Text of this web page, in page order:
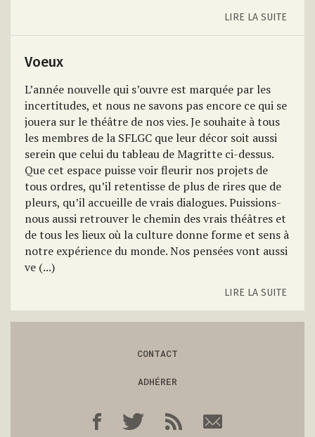
LIRE LA SUITE
Voeux
L’année nouvelle qui s’ouvre est marquée par les
incertitudes, et nous ne savons pas encore ce qui se
jouera sur le théâtre de nos vies. Je souhaite à tous
les membres de la SFLGC que leur décor soit aussi
serein que celui du tableau de Magritte ci-dessus.
Que cet espace puisse voir fleurir nos projets de
tous ordres, qu’il retentisse de plus de rires que de
pleurs, qu’il accueille de vrais dialogues. Puissions-
nous aussi retrouver le chemin des vrais théâtres et
de tous les lieux où la culture donne forme et sens à
notre expérience du monde. Nos pensées vont aussi
ve (...)
LIRE LA SUITE
CONTACT
ADHÉRER